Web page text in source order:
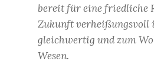
bereit für eine friedliche
Zukunft verheißungsvoll
gleichwertig und zum
Wesen.